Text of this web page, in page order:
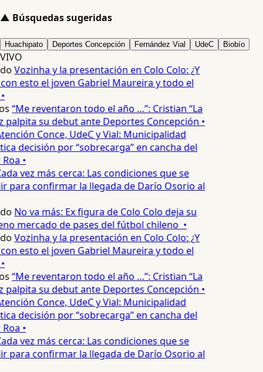
▲ Búsquedas sugeridas
Huachipato Deportes Concepción Fernández Vial UdeC Biobío
VIVO
Vozinha y la presentación en Colo Colo: ¿Y
esto el joven Gabriel Maureira y todo el
“Me reventaron todo el año …”: Cristian “La
palpita su debut ante Deportes Concepción •
Conce, UdeC y Vial: Municipalidad
decisión por “sobrecarga” en cancha del
•
vez más cerca: Las condiciones que se
para confirmar la llegada de Darío Osorio al
No va más: Ex figura de Colo Colo deja su
mercado de pases del fútbol chileno •
Vozinha y la presentación en Colo Colo: ¿Y
esto el joven Gabriel Maureira y todo el
“Me reventaron todo el año …”: Cristian “La
palpita su debut ante Deportes Concepción •
Conce, UdeC y Vial: Municipalidad
decisión por “sobrecarga” en cancha del
•
vez más cerca: Las condiciones que se
para confirmar la llegada de Darío Osorio al